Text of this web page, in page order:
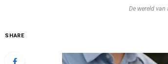
De wereld
SHARE